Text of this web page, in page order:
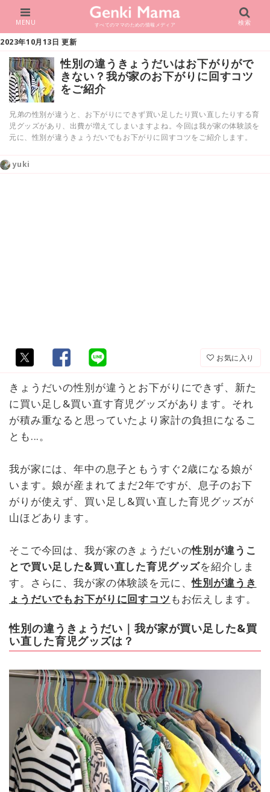
すべてのママのための情報メディア
MENU 検索
2023年10月13日 更新
性別の違うきょうだいはお下がりがで
きない？我が家のお下がりに回すコツ
をご紹介
兄弟の性別が違うと、お下がりにできず買い足したり買い直したりする育
児グッズがあり、出費が増えてしまいますよね。今回は我が家の体験談を
元に、性別が違うきょうだいでもお下がりに回すコツをご紹介します。
yuki
お気に入り
きょうだいの性別が違うとお下がりにできず、新た
に買い足し&買い直す育児グッズがあります。それ
が積み重なると思っていたより家計の負担になるこ
とも...。
我が家には、年中の息子ともうすぐ2歳になる娘が
います。娘が産まれてまだ2年ですが、息子のお下
がりが使えず、買い足し&買い直した育児グッズが
山ほどあります。
そこで今回は、我が家のきょうだいの性別が違うこ
とで買い足した&買い直した育児グッズを紹介しま
す。さらに、我が家の体験談を元に、性別が違うき
ょうだいでもお下がりに回すコツ もお伝えします。
性別の違うきょうだい｜我が家が買い足した&買
い直した育児グッズは？